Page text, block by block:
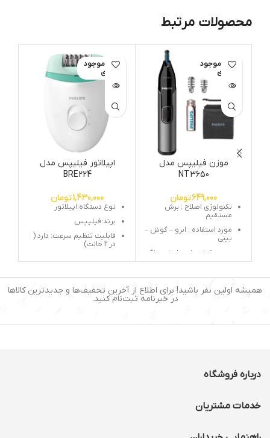
محصولات مرتبط
اتمام موجود
ی
موزن فیلیپس مدل
NT3650
649,000تومان
تکنولوژی اصلاح : برش
مستقیم
مورد استفاده : ابرو – گوش –
بینی
جنس تیغه : استیل ضد زنگ
اندازه اصلاح با شانه ابرو : ۵
قلمی آلکالین
اتمام موجود
ی
اپیلاتور فیلیپس مدل
BRE224
1,430,000تومان
نوع دستگاه:اپیلاتور
برند:فیلیپس
قابلیت تنظیم سرعت: دارد (
در 2 حالت)
(سیم دار)
جنس موچین: استیل ضد
تعداد موچین: 20 عدد
همیشه اولین نفر باشید! برای اطلاع از آخرین تخفیف‌ها و جدیدترین کالاها
در خبرنامه ثبت‌نام کنید.
درباره فروشگاه
خدمات مشتریان